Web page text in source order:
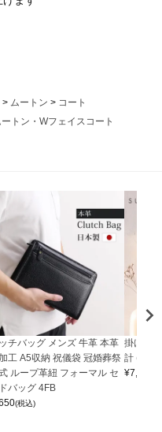
ムートン
コート
トン・Wフェイスコート
チバッグ メンズ 牛革 本革
工 A5収納 祝儀袋 冠婚葬祭
ループ革紐 フォーマル セ
バッグ 4FB
(税込)
掛け時
計
¥7,150